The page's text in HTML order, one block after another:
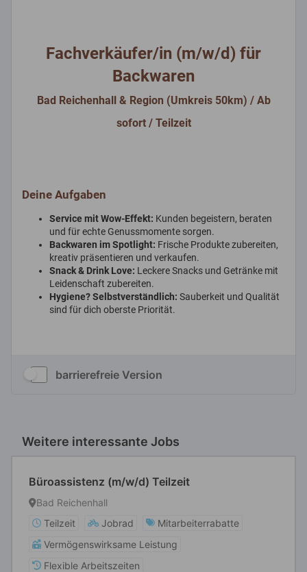
barrierefreie Version
Weitere interessante Jobs
Büroassistenz (m/w/d) Teilzeit
Bad Reichenhall
Teilzeit
Jobrad
Mitarbeiterrabatte
Vermögenswirksame Leistung
Flexible Arbeitszeiten